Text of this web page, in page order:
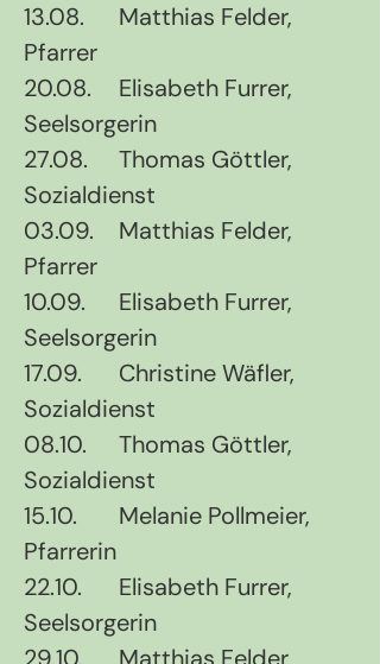
13.08.	Matthias Felder,
Pfarrer
20.08.	Elisabeth Furrer,
Seelsorgerin
27.08.	Thomas Göttler,
Sozialdienst
03.09.	Matthias Felder,
Pfarrer
10.09.	Elisabeth Furrer,
Seelsorgerin
17.09.	Christine Wäfler,
Sozialdienst
08.10.	Thomas Göttler,
Sozialdienst
15.10.	Melanie Pollmeier,
Pfarrerin
22.10.	Elisabeth Furrer,
Seelsorgerin